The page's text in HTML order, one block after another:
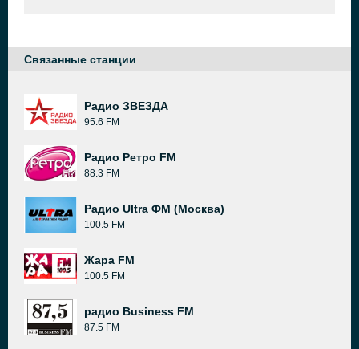
Связанные станции
Радио ЗВЕЗДА
95.6 FM
Радио Ретро FM
88.3 FM
Радио Ultra ФМ (Москва)
100.5 FM
Жара FM
100.5 FM
радио Business FM
87.5 FM